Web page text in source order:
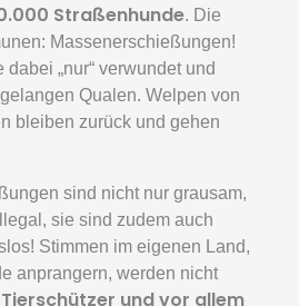
Straßenhunde. Die
Massenerschießungen!
„nur“ verwundet und
Qualen. Welpen von
bleiben zurück und gehen
sind nicht nur grausam,
sie sind zudem auch
Stimmen im eigenen Land,
anprangern, werden nicht
und vor allem